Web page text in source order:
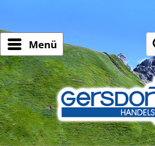
Menü